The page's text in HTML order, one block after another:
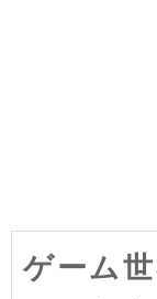
ゲーム